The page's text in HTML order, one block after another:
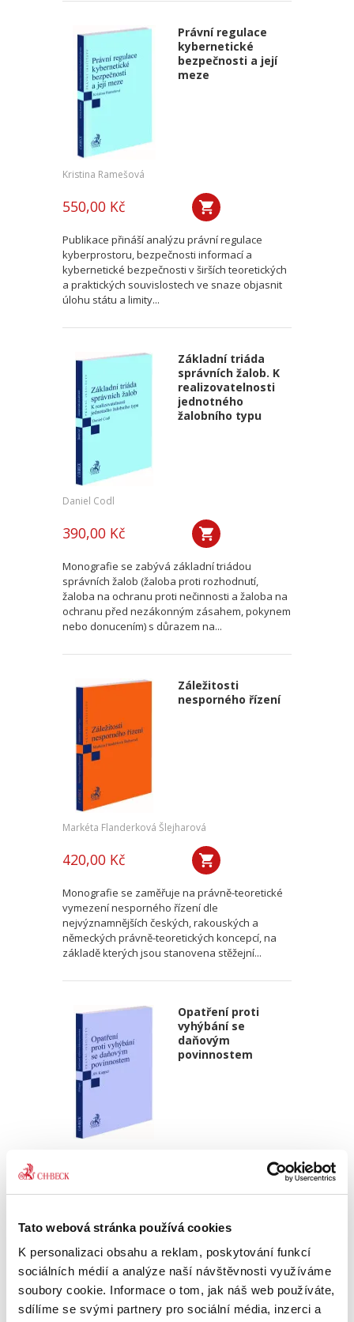
Tato webová stránka používá cookies
K personalizaci obsahu a reklam, poskytování funkcí
sociálních médií a analýze naší návštěvnosti využíváme
soubory cookie. Informace o tom, jak náš web používáte,
sdílíme se svými partnery pro sociální média, inzerci a
Právní regulace
kybernetické
bezpečnosti a její
meze
Kristina Ramešová
550,00 Kč
Publikace přináší analýzu právní regulace
kyberprostoru, bezpečnosti informací a
kybernetické bezpečnosti v širších teoretických
a praktických souvislostech ve snaze objasnit
úlohu státu a limity...
Základní triáda
správních žalob. K
realizovatelnosti
jednotného
žalobního typu
Daniel Codl
390,00 Kč
Monografie se zabývá základní triádou
správních žalob (žaloba proti rozhodnutí,
žaloba na ochranu proti nečinnosti a žaloba na
ochranu před nezákonným zásahem, pokynem
nebo donucením) s důrazem na...
Záležitosti
nesporného řízení
Markéta Flanderková Šlejharová
420,00 Kč
Monografie se zaměřuje na právně-teoretické
vymezení nesporného řízení dle
nejvýznamnějších českých, rakouských a
německých právně-teoretických koncepcí, na
základě kterých jsou stanovena stěžejní...
Opatření proti
vyhýbání se
daňovým
povinnostem
390,00 Kč
Publikace se komplexně zabývá problematikou
obecných a specifických pravidel proti vyhýbání
se daňovým povinnostem, se kterými se lze v
českém kontextu setkat. V této souvislosti jsou
analyzována...